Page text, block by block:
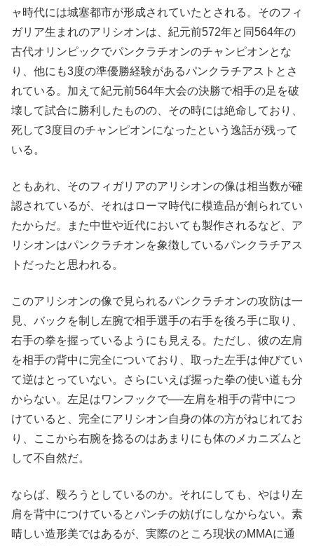
ャ時代には城塞都市が形成されていたとされる。そのフィ
ガリア生まれのアリシオンは、紀元前572年と同564年の
古代オリンピックでパンクラチオンのチャンピオンとな
り、他にも3度の準優勝経験があるパンクラチアストとさ
れている。加えて紀元前564年大会の決勝で相手の足を破
壊して試合に勝利したものの、その時には絶命しており、
死して3度目のチャンピオンになったという逸話が残って
いる。
ともあれ、そのフィガリアのアリシオンの像は相当数が確
認されているが、それはローマ時代に模造品が創られてい
たからだ。また中世や近代においても製作されるなど、ア
リシオンはパンクラチオンを象徴しているパンクラチアス
トだったと思われる。
このアリシオンの像で見られるパンクラチオンの攻防は一
見、バックを制し左腕で相手選手の右手を後ろ手に取り、
右手の拳を握っているようにも見える。ただし、彼の左肩
を相手の背中に完全についており、取った左手は伸びてい
て逆はとっていない。さらにいえば握った拳の使い道も分
からない。左足はワンフックで──左肩を相手の背中につ
けていると、完全にアリシオン自身の体の方がねじれてお
り、ここから右腕を捻るのはあまりにも体のメカニズムと
して不自然だ。
ならば、殴ろうとしているのか。それにしても、やはり左
肩を背中につけているとパンチの妨げにしなからない。素
晴しい造形美ではあるが、実際のところ現状のMMAに通